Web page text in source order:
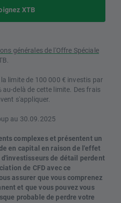
XTB
générales de l'Offre Spéciale
limite de 100 000 € investis par
au-delà de cette limite. Des frais
s'appliquer.
au 30.09.2025
complexes et présentent un
en capital en raison de l'effet
de détail perdent
de CFD avec ce
assurer que vous comprenez
et que vous pouvez vous
probable de perdre votre